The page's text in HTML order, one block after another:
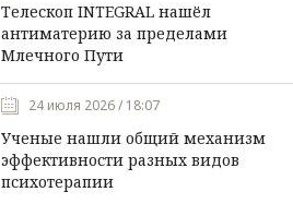
Телескоп INTEGRAL нашёл
антиматерию за пределами
Млечного Пути
24 июля 2026 / 18:07
Ученые нашли общий механизм
эффективности разных видов
психотерапии